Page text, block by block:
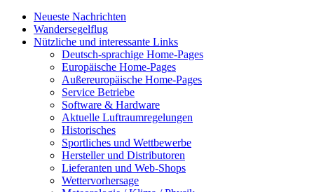
Neueste Nachrichten
Wandersegelflug
Nützliche und interessante Links
Deutsch-sprachige Home-Pages
Europäische Home-Pages
Außereuropäische Home-Pages
Service Betriebe
Software & Hardware
Aktuelle Luftraumregelungen
Historisches
Sportliches und Wettbewerbe
Hersteller und Distributoren
Lieferanten und Web-Shops
Wettervorhersage